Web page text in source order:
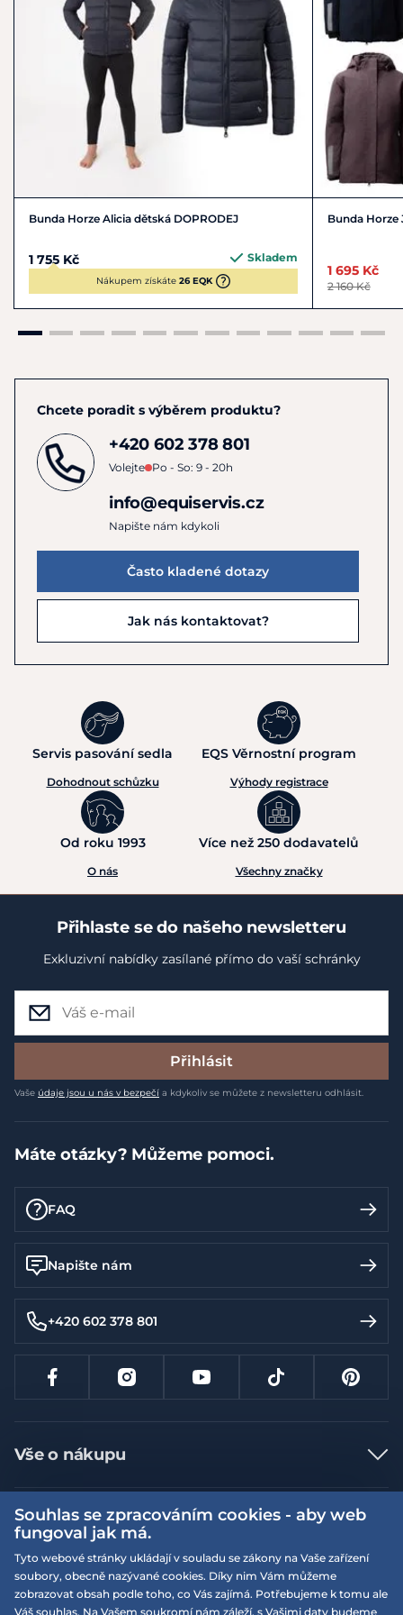
Bunda Horze Alicia dětská DOPRODEJ
1 755 Kč Skladem
Nákupem získáte 26 EQK
Bunda Horze
1 695 Kč
2 160 Kč
Chcete poradit s výběrem produktu?
+420 602 378 801
Volejte Po - So: 9 - 20h
info@equiservis.cz
Napište nám kdykoli
Často kladené dotazy
Jak nás kontaktovat?
Servis pasování sedla
Dohodnout schůzku
EQS Věrnostní program
Výhody registrace
Od roku 1993
O nás
Více než 250 dodavatelů
Všechny značky
Přihlaste se do našeho newsletteru
Exkluzivní nabídky zasílané přímo do vaší schránky
Přihlásit
Vaše údaje jsou u nás v bezpečí a kdykoliv se můžete z newsletteru odhlásit.
Máte otázky? Můžeme pomoci.
FAQ
Napište nám
+420 602 378 801
Vše o nákupu
Jak nakupovat
Nejčastější dotazy
Doprava a platba
Vrácení a výměna zboží
Reklamace
Více informací
Obchodní podmínky
Podmínky EQS věrnostního klubu
Naše prodejny
Souhlas se zpracováním cookies - aby web
fungoval jak má.
Tyto webové stránky ukládají v souladu se zákony na Vaše zařízení
soubory, obecně nazývané cookies. Díky nim Vám můžeme
zobrazovat obsah podle toho, co Vás zajímá. Potřebujeme k tomu ale
Váš souhlas. Na Vašem soukromí nám záleží, s Vašimi daty budeme